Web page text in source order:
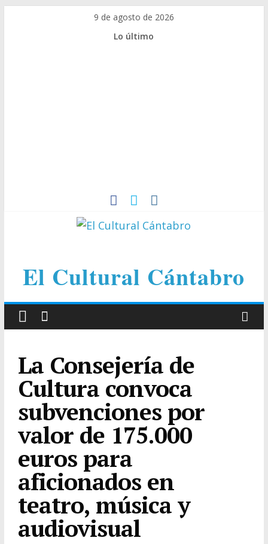
9 de agosto de 2026
Lo último
El Cultural Cántabro
La Consejería de
Cultura convoca
subvenciones por
valor de 175.000
euros para
aficionados en
teatro, música y
audiovisual